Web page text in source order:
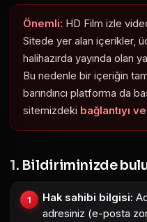
Önemli: HD Film izle
Sitede yer alan içerikler,
halihazırda yayında olan
Bu nedenle bir içeriğin
barındırıcı platforma da
sitemizdeki bağlantıyı
1. Bildiriminizde
Hak sahibi bilgisi:
adresiniz (e-posta